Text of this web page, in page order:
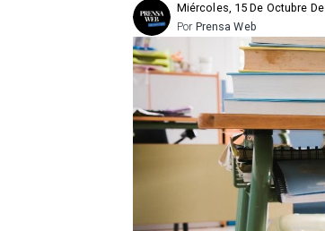
Miércoles, 15 De Octubre
Prensa Web
Por